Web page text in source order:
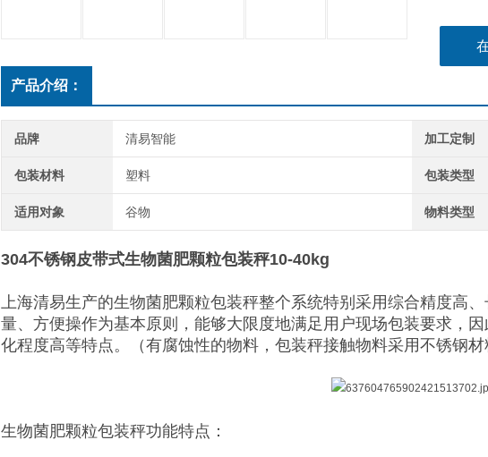
产品介绍：
品牌 清易智能 加工定制
包装材料 塑料 包装类型
适用对象 谷物 物料类型
304不锈钢皮带式生物菌肥颗粒包装秤10-40kg
上海清易生产的生物菌肥颗粒包装秤整个系统特别采用综合精度高
量、方便操作为基本原则，能够大限度地满足用户现场包装要求，
化程度高等特点。（有腐蚀性的物料，包装秤接触物料采用不锈钢材
生物菌肥颗粒包装秤功能特点：